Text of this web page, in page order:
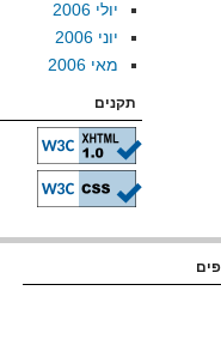
יולי 2006
יוני 2006
מאי 2006
תקנים